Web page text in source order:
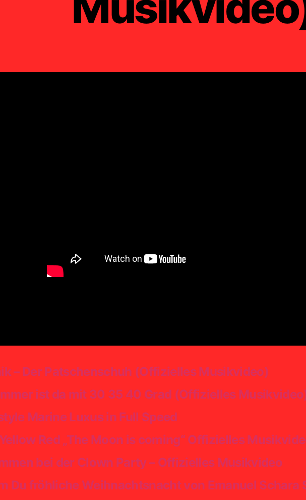
– Der Patschenschuh (Offizielles Musikvideo)
ist da mit 30 35 40 Grad (Offizielles
Marine Luxus in Full Speed
Red „The Moon is coming“ Offizielles
bei der Clown Party – Offizielles Musikvideo
Du fröhliche Weihnachtsnacht von Emanuel Schara